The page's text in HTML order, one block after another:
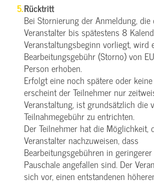
Rücktritt
Bei Stornierung der Anmeldung, die
Veranstalter bis spätestens 8
Veranstaltungsbeginn vorliegt, wird
Bearbeitungsgebühr (Storno) von
Person erhoben.
Erfolgt eine noch spätere oder
erscheint der Teilnehmer nur
Veranstaltung, ist grundsätzlich die
Teilnahmegebühr zu entrichten.
Der Teilnehmer hat die Möglichkeit,
Veranstalter nachzuweisen, dass
Bearbeitungsgebühren in
Pauschale angefallen sind. Der
sich vor, einen entstandenen